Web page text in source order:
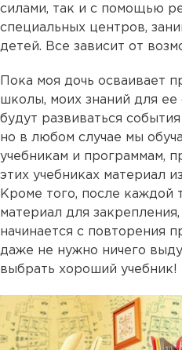
силами, так и с помощью
специальных центров,
детей. Все зависит от
Пока моя дочь осваивает
школы, моих знаний для ее
будут развиваться
но в любом случае мы
учебникам и программам,
этих учебниках материал
Кроме того, после каждой
материал для
начинается с повторения
даже не нужно ничего
выбрать хороший учебник!